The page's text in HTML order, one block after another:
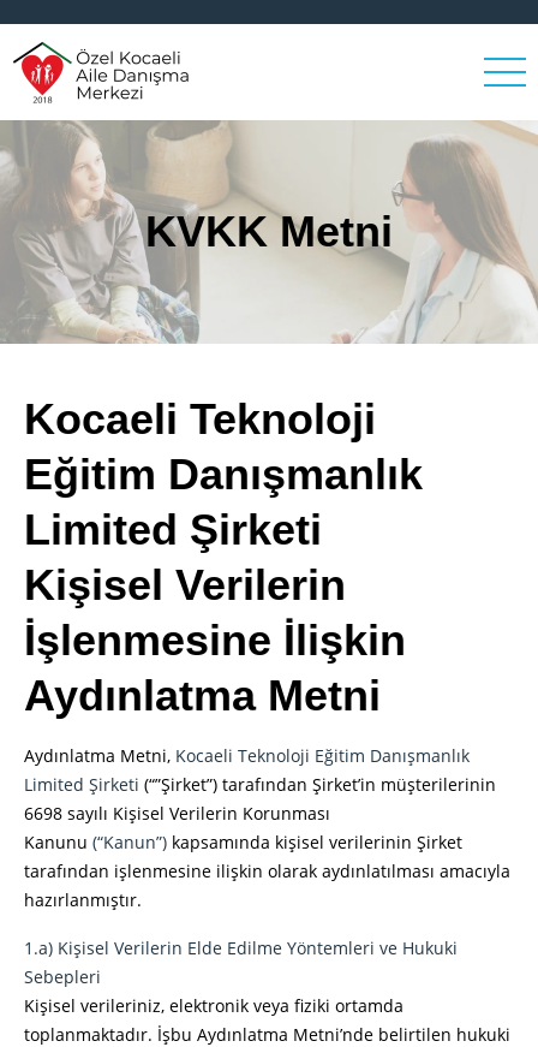
KVKK Metni
Kocaeli Teknoloji
Eğitim Danışmanlık
Limited Şirketi
Kişisel Verilerin
İşlenmesine İlişkin
Aydınlatma Metni
Aydınlatma Metni, Kocaeli Teknoloji Eğitim Danışmanlık
Limited Şirketi (“”Şirket”) tarafından Şirket’in müşterilerinin
6698 sayılı Kişisel Verilerin Korunması
Kanunu (“Kanun”) kapsamında kişisel verilerinin Şirket
tarafından işlenmesine ilişkin olarak aydınlatılması amacıyla
hazırlanmıştır.
1.a) Kişisel Verilerin Elde Edilme Yöntemleri ve Hukuki
Sebepleri
Kişisel verileriniz, elektronik veya fiziki ortamda
toplanmaktadır. İşbu Aydınlatma Metni’nde belirtilen hukuki